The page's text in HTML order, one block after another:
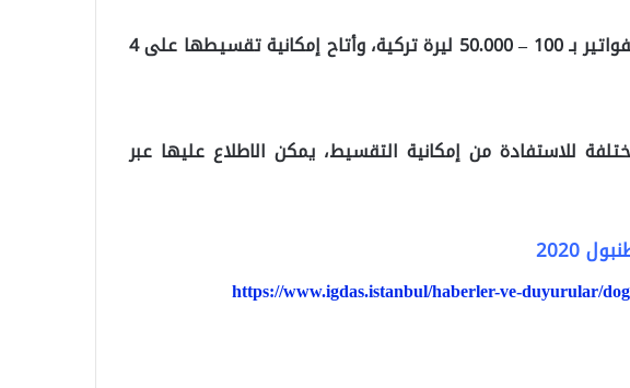
أما بنك “Halkbank” فقد حدد قيمة الفواتير بـ 100 – 50.000 ليرة تركية، وأتاح إمكانية تقسيطها على 4
للاستفادة من إمكانية التقسيط، يمكن الاطلاع عليها عبر
2020
https://www.igdas.istanbul/haberler-ve-duyurular/